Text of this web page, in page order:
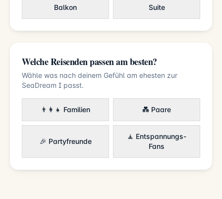
Balkon Suite
Welche Reisenden passen am besten?
Wähle was nach deinem Gefühl am ehesten zur
SeaDream I passt.
👨‍👩‍👧 Familien 💑 Paare
🎉 Partyfreunde
🧘 Entspannungs-
Fans